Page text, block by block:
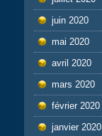
juin 2020
mai 2020
avril 2020
mars 2020
février 2020
janvier 2020